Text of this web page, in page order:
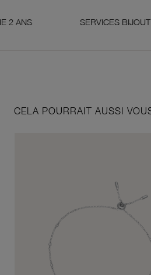
SERVICES BIJOUTIERS
CELA POURRAIT AUSSI